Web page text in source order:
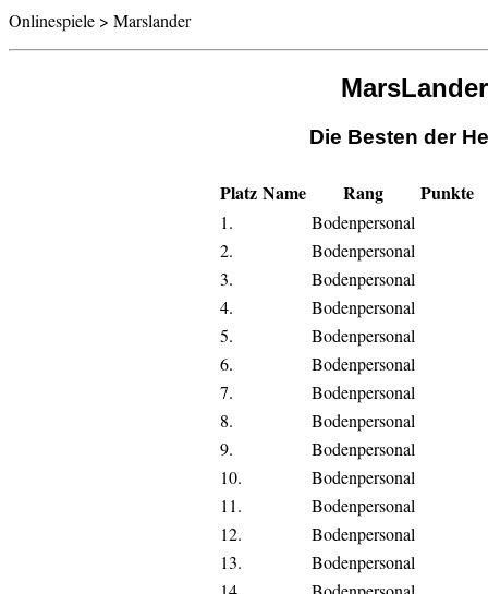
Onlinespiele > Marslander
Die Besten der
Platz Name Rang Punkte
1.
Bodenpersonal
2.
Bodenpersonal
3.
Bodenpersonal
4.
Bodenpersonal
5.
Bodenpersonal
6.
Bodenpersonal
7.
Bodenpersonal
8.
Bodenpersonal
9.
Bodenpersonal
10.
Bodenpersonal
11.
Bodenpersonal
12.
Bodenpersonal
13.
Bodenpersonal